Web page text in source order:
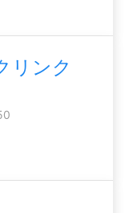
リンク